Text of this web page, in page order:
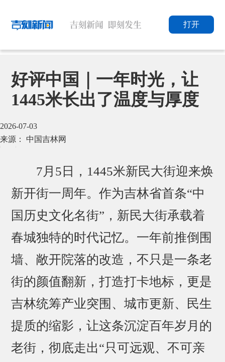
打开
好评中国｜一年时光，让
1445米长出了温度与厚度
2026-07-03
来源： 中国吉林网
7月5日，1445米新民大街迎来焕
新开街一周年。作为吉林省首条“中
国历史文化名街”，新民大街承载着
春城独特的时代记忆。一年前推倒围
墙、敞开院落的改造，不只是一条老
街的颜值翻新，打造打卡地标，更是
吉林统筹产业突围、城市更新、民生
提质的缩影，让这条沉淀百年岁月的
老街，彻底走出“只可远观、不可亲